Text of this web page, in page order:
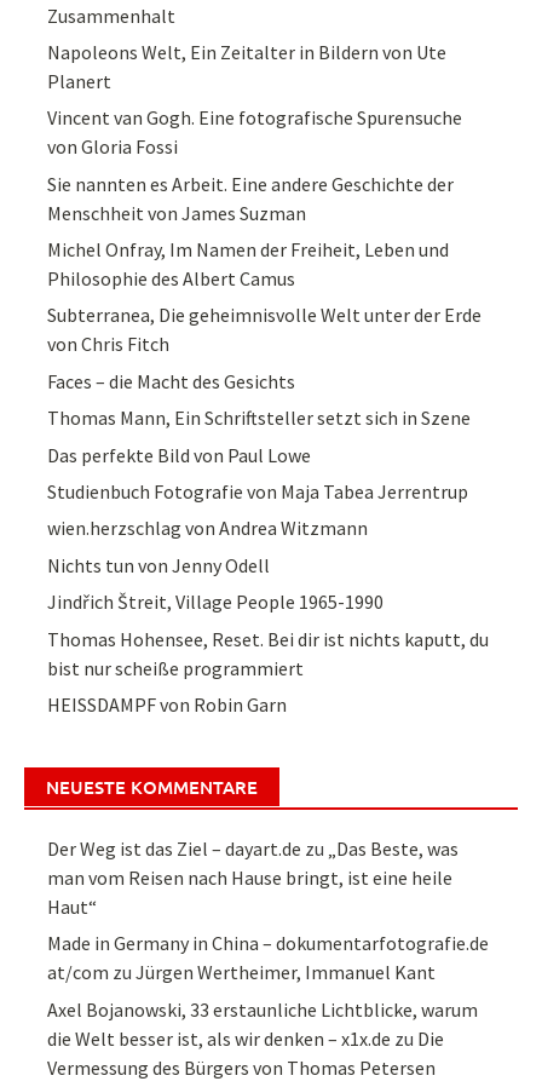
Zusammenhalt
Napoleons Welt, Ein Zeitalter in Bildern von Ute
Planert
Vincent van Gogh. Eine fotografische Spurensuche
von Gloria Fossi
Sie nannten es Arbeit. Eine andere Geschichte der
Menschheit von James Suzman
Michel Onfray, Im Namen der Freiheit, Leben und
Philosophie des Albert Camus
Subterranea, Die geheimnisvolle Welt unter der Erde
von Chris Fitch
Faces – die Macht des Gesichts
Thomas Mann, Ein Schriftsteller setzt sich in Szene
Das perfekte Bild von Paul Lowe
Studienbuch Fotografie von Maja Tabea Jerrentrup
wien.herzschlag von Andrea Witzmann
Nichts tun von Jenny Odell
Jindřich Štreit, Village People 1965-1990
Thomas Hohensee, Reset. Bei dir ist nichts kaputt, du
bist nur scheiße programmiert
HEISSDAMPF von Robin Garn
NEUESTE KOMMENTARE
Der Weg ist das Ziel – dayart.de zu „Das Beste, was
man vom Reisen nach Hause bringt, ist eine heile
Haut“
Made in Germany in China – dokumentarfotografie.de
at/com zuJürgen Wertheimer, Immanuel Kant
Axel Bojanowski, 33 erstaunliche Lichtblicke, warum
die Welt besser ist, als wir denken – x1x.de zu Die
Vermessung des Bürgers von Thomas Petersen